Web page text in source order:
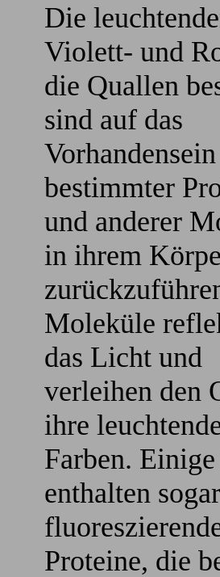
Die
Violett- und
die Quallen
sind auf das
Vorhandensein
bestimmter
und anderer
in ihrem
Moleküle
das Licht und
verleihen den
ihre
Farben.
enthalten sogar
Proteine, die